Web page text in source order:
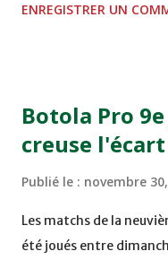
TERRAIN EL ABDI - EL
Mardi 06/12/2011 15H00
DE FES - FES WAC -
ENREGISTRER UN
Botola Pro
creuse l'écart
Publié le : novembre
Les matchs de la
été joués entre